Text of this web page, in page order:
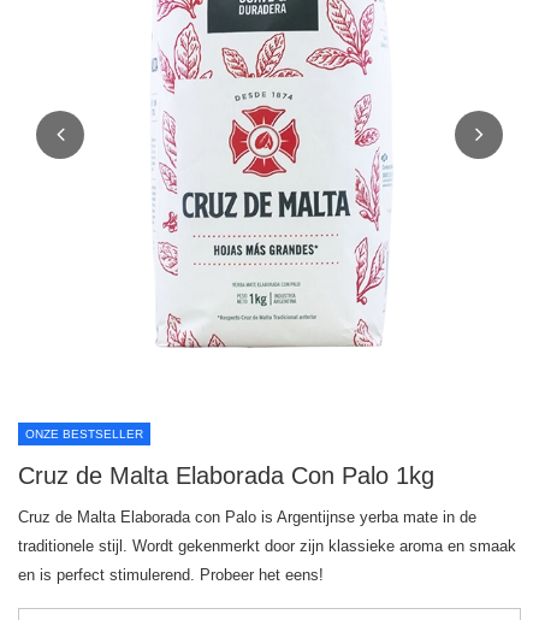
ONZE BESTSELLER
Cruz de Malta Elaborada Con Palo 1kg
Cruz de Malta Elaborada con Palo is Argentijnse yerba mate in de
traditionele stijl. Wordt gekenmerkt door zijn klassieke aroma en smaak
en is perfect stimulerend. Probeer het eens!